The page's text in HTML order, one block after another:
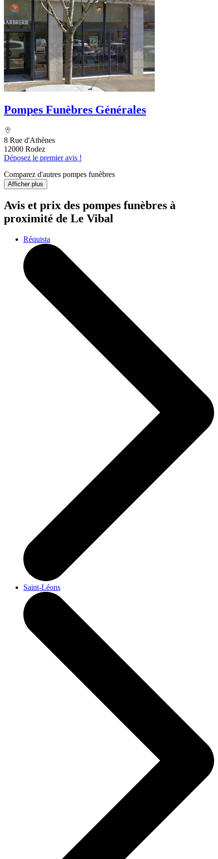
Pompes Funèbres Générales
8 Rue d'Athènes
12000 Rodez
Déposez le premier avis !
Comparez d'autres pompes funèbres
Afficher plus
Avis et prix des pompes funèbres à
proximité de Le Vibal
Réquista
Saint-Léons